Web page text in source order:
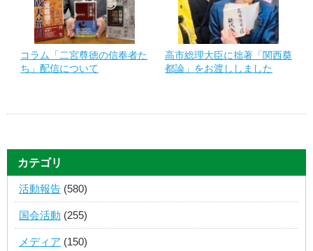
コラム「二宮尊徳の信奉者た
ち」配信について
高市総理大臣に拙著「関西奠
都論」をお渡ししました
カテゴリ
活動報告 (580)
国会活動 (255)
メディア (150)